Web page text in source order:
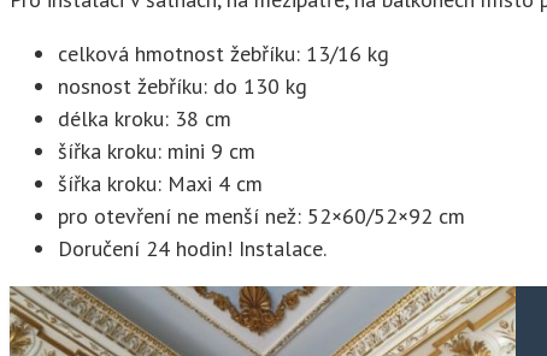
celková hmotnost žebříku: 13/16 kg
nosnost žebříku: do 130 kg
délka kroku: 38 cm
šířka kroku: mini 9 cm
šířka kroku: Maxi 4 cm
pro otevření ne menší než: 52×60/52×92 cm
Doručení 24 hodin! Instalace.